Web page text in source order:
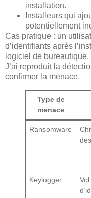
installation.
Installeurs qui
potentiellement
Cas pratique : un
d’identifiants après
logiciel de
J’ai reproduit la
confirmer la menace.
Type de
menace
Ransomware
Keylogger
Vol